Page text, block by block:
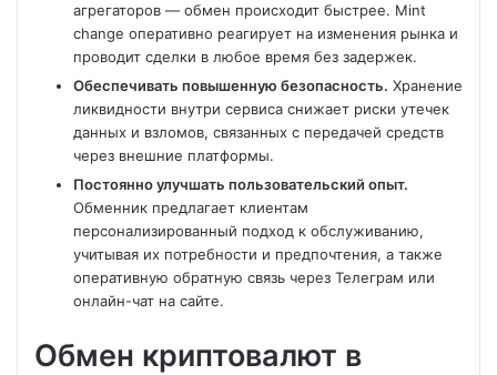
агрегаторов — обмен происходит быстрее. Mint
change оперативно реагирует на изменения рынка и
проводит сделки в любое время без задержек.
Обеспечивать повышенную безопасность. Хранение
ликвидности внутри сервиса снижает риски утечек
данных и взломов, связанных с передачей средств
через внешние платформы.
Постоянно улучшать пользовательский опыт.
Обменник предлагает клиентам
персонализированный подход к обслуживанию,
учитывая их потребности и предпочтения, а также
оперативную обратную связь через Телеграм или
онлайн-чат на сайте.
Обмен криптовалют в